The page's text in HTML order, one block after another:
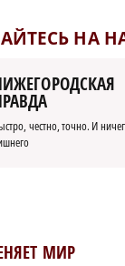
НА
честно, точно. И
МИР